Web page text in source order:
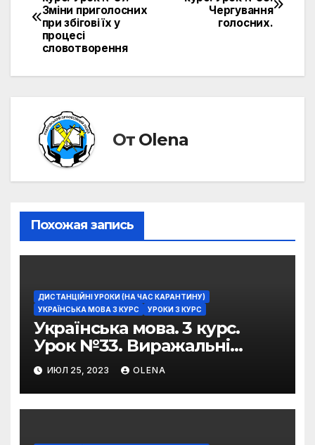
по
записям
Чергування
голосних.
Зміни приголосних
при збігові їх у
процесі
словотворення
От Olena
Похожая запись
ДИСТАНЦІЙНІ УРОКИ (НА ЧАС КАРАНТИНУ)
УКРАЇНСЬКА МОВА 3 КУРС
УРОКИ 3 КУРС
Українська мова. 3 курс.
Урок №33. Виражальні
можливості фразеологізмів
ИЮЛ 25, 2023 OLENA